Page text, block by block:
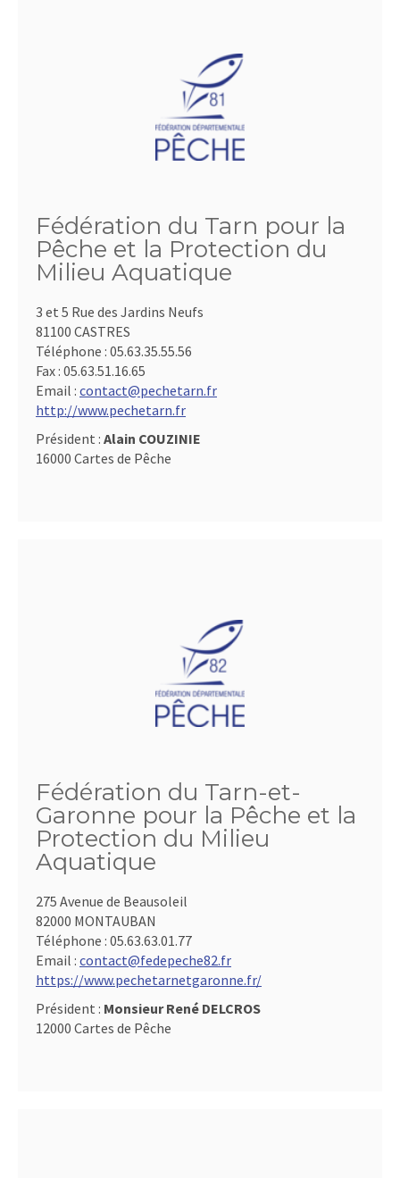
Fédération du Tarn pour la
Pêche et la Protection du
Milieu Aquatique
3 et 5 Rue des Jardins Neufs
81100 CASTRES
Téléphone : 05.63.35.55.56
Fax : 05.63.51.16.65
Email : contact@pechetarn.fr
http://www.pechetarn.fr
Président : Alain COUZINIE
16000 Cartes de Pêche
Fédération du Tarn-et-
Garonne pour la Pêche et la
Protection du Milieu
Aquatique
275 Avenue de Beausoleil
82000 MONTAUBAN
Téléphone : 05.63.63.01.77
Email : contact@fedepeche82.fr
https://www.pechetarnetgaronne.fr/
Président : Monsieur René DELCROS
12000 Cartes de Pêche